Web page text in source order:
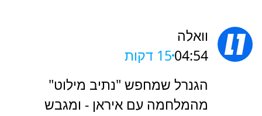
וואלה
04:5415 דקות
הגנרל שמחפש "נתיב מילוט"
מהמלחמה עם איראן - ומגבש